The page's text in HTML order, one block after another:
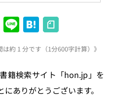
X Li
n
e
H
at
e
n
a
約 1 分です（1分600字計算）》
籍検索サイト「hon.jp」を
ありがとうございます。